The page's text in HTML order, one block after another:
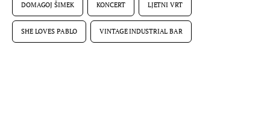
DOMAGOJ ŠIMEK KONCERT LJETNI VRT
SHE LOVES PABLO VINTAGE INDUSTRIAL BAR